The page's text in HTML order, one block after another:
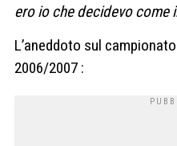
ero io che decidevo come
L’aneddoto sul
2006/2007 :